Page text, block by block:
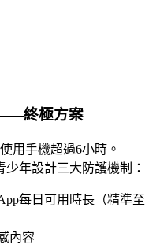
終極方案
用手機超過6小時。
少年設計三大防護機制：
每日可用時長（精準至
內容